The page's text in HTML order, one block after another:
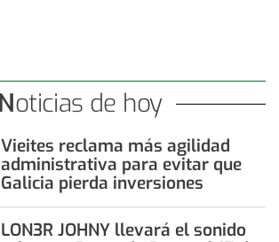
Noticias de hoy
Vieites reclama más agilidad
administrativa para evitar que
Galicia pierda inversiones
LON3R JOHNY llevará el sonido